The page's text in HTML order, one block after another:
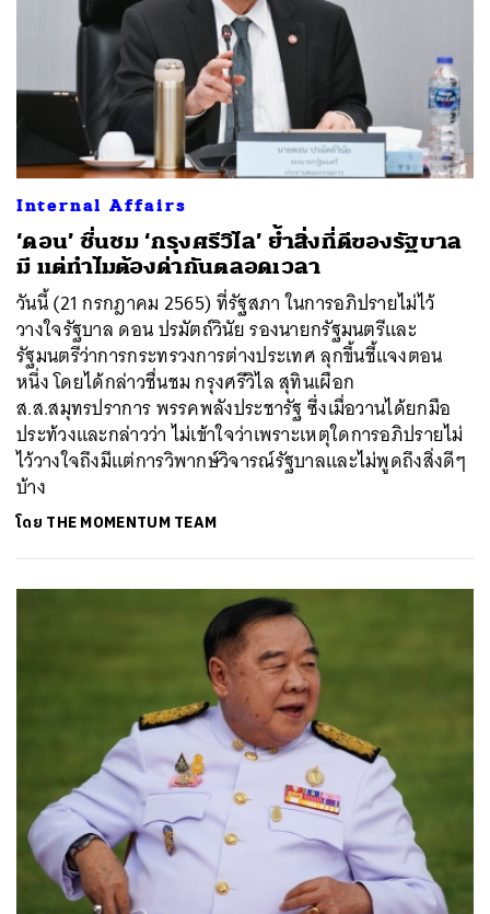
Internal Affairs
‘ดอน’ ชื่นชม ‘กรุงศรีวิไล’ ย้ำสิ่งที่ดีของรัฐบาล
มี แต่ทำไมต้องด่ากันตลอดเวลา
วันนี้ (21 กรกฎาคม 2565) ที่รัฐสภา ในการอภิปรายไม่ไว้
วางใจรัฐบาล ดอน ปรมัตถ์วินัย รองนายกรัฐมนตรีและ
รัฐมนตรีว่าการกระทรวงการต่างประเทศ ลุกขึ้นชี้แจงตอน
หนึ่ง โดยได้กล่าวชื่นชม กรุงศรีวิไล สุทินเผือก
ส.ส.สมุทรปราการ พรรคพลังประชารัฐ ซึ่งเมื่อวานได้ยกมือ
ประท้วงและกล่าวว่า ไม่เข้าใจว่าเพราะเหตุใดการอภิปรายไม่
ไว้วางใจถึงมีแต่การวิพากษ์วิจารณ์รัฐบาลและไม่พูดถึงสิ่งดีๆ
บ้าง
โดย THE MOMENTUM TEAM